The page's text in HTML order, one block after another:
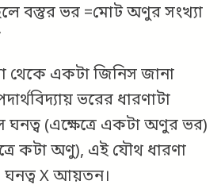
বস্তুর ভর =মোট অণুর সংখ্যা
থেকে একটা জিনিস জানা
ভরের ধারণাটা
(এক্ষেত্রে একটা অণুর ভর)
কটা অণু), এই যৌথ ধারণা
ঘনত্ব X আয়তন।